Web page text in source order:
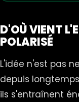
D'OÙ VIENT
POLARISÉ
L'idée n'est pas
depuis
ils s'entraînent